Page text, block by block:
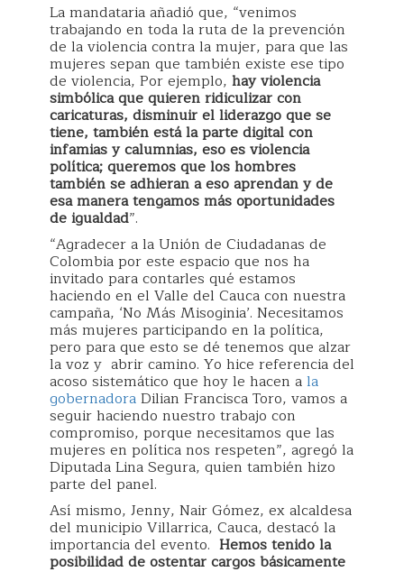
La mandataria añadió que, “venimos
trabajando en toda la ruta de la prevención
de la violencia contra la mujer, para que las
mujeres sepan que también existe ese tipo
de violencia, Por ejemplo, hay violencia
simbólica que quieren ridiculizar con
caricaturas, disminuir el liderazgo que se
tiene, también está la parte digital con
infamias y calumnias, eso es violencia
política; queremos que los hombres
también se adhieran a eso aprendan y de
esa manera tengamos más oportunidades
de igualdad”.
“Agradecer a la Unión de Ciudadanas de
Colombia por este espacio que nos ha
invitado para contarles qué estamos
haciendo en el Valle del Cauca con nuestra
campaña, ‘No Más Misoginia’. Necesitamos
más mujeres participando en la política,
pero para que esto se dé tenemos que alzar
la voz y abrir camino. Yo hice referencia del
acoso sistemático que hoy le hacen ala
gobernadoraDilian Francisca Toro, vamos a
seguir haciendo nuestro trabajo con
compromiso, porque necesitamos que las
mujeres en política nos respeten”, agregó la
Diputada Lina Segura, quien también hizo
parte del panel.
Así mismo, Jenny, Nair Gómez, ex alcaldesa
del municipio Villarrica, Cauca, destacó la
importancia del evento. Hemos tenido la
posibilidad de ostentar cargos básicamente